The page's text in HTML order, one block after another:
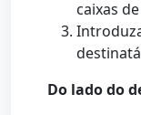
caixas
Do lado do